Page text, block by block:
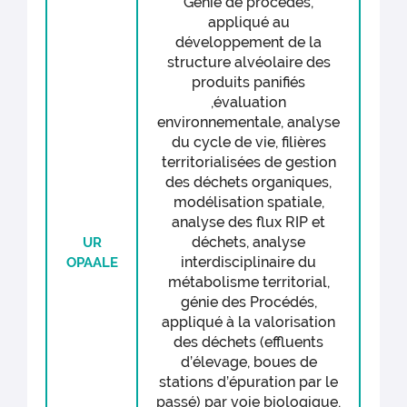
tranchée par rapport à la période
précédente, il a été constaté un effort
de recherche en lien avec l’intention
initiale du produit étudié (prévention
et recyclage pour l’alimentation
humaine). Ce dernier résultat a été
déterminant dans l’orientation prise
pour le dépôt ANR AAPG 2023
(µCosmos). Enfin, CARIBOU a souligné
que l’étape de prévention pouvait
cacher une partie de l’impact (cas où
le producteur de RIP ne s’en défait
pas et mobilise sur site des actions
basses de la hiérarchie) et que le
rendement de l’opération de
valorisation était trop souvent éludé
dans les recherches publiées jusqu’ici
(bioraffineries en particulier). Cette
réflexion a orienté le positionnement
de la tâche 2, avec par exemple
l’exploration d’une fermentation des
RIP sans stérilisation et sans
UR
OPAALE
appliqué au
développement de la
structure alvéolaire des
produits panifiés
,évaluation
environnementale, analyse
du cycle de vie, filières
territorialisées de gestion
des déchets organiques,
modélisation spatiale,
analyse des flux RIP et
déchets, analyse
interdisciplinaire du
métabolisme territorial,
génie des Procédés,
appliqué à la valorisation
des déchets (effluents
d’élevage, boues de
stations d’épuration par le
passé) par voie biologique,